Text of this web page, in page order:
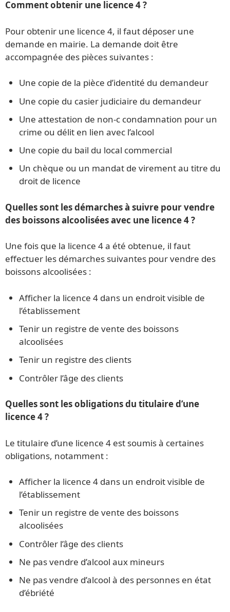
Comment obtenir une licence 4 ?
Pour obtenir une licence 4, il faut déposer une
demande en mairie. La demande doit être
accompagnée des pièces suivantes :
Une copie de la pièce d’identité du demandeur
Une copie du casier judiciaire du demandeur
Une attestation de non-c condamnation pour un
crime ou délit en lien avec l’alcool
Une copie du bail du local commercial
Un chèque ou un mandat de virement au titre du
droit de licence
Quelles sont les démarches à suivre pour vendre
des boissons alcoolisées avec une licence 4 ?
Une fois que la licence 4 a été obtenue, il faut
effectuer les démarches suivantes pour vendre des
boissons alcoolisées :
Afficher la licence 4 dans un endroit visible de
l’établissement
Tenir un registre de vente des boissons
alcoolisées
Tenir un registre des clients
Contrôler l’âge des clients
Quelles sont les obligations du titulaire d’une
licence 4 ?
Le titulaire d’une licence 4 est soumis à certaines
obligations, notamment :
Afficher la licence 4 dans un endroit visible de
l’établissement
Tenir un registre de vente des boissons
alcoolisées
Contrôler l’âge des clients
Ne pas vendre d’alcool aux mineurs
Ne pas vendre d’alcool à des personnes en état
d’ébriété